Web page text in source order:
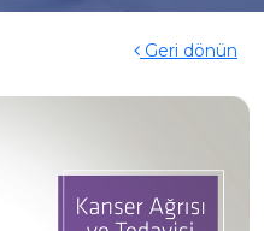
Geri dönün